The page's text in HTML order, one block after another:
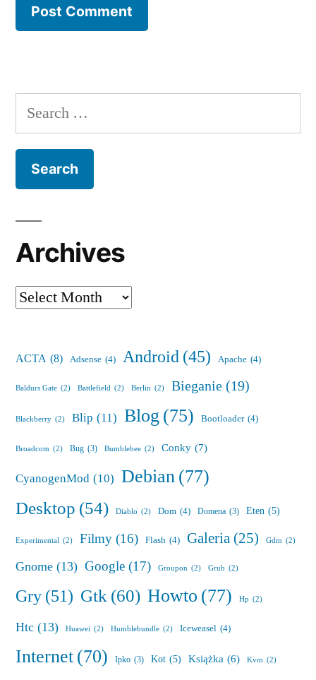
Search
for:
Archives
Archives
ACTA (8) Adsense (4) Android (45) Apache (4)
Baldurs Gate (2) Battlefield (2) Berlin (2) Bieganie (19)
Blackberry (2) Blip (11) Blog(75) Bootloader (4)
Broadcom (2) Bug (3) Bumblebee (2) Conky (7)
CyanogenMod (10) Debian(77)
Desktop (54) Diablo (2) Dom (4) Domena (3) Eten (5)
Experimental (2) Filmy (16) Flash (4) Galeria (25) Gdm (2)
Gnome (13) Google (17) Groupon (2) Grub (2)
Gry(51) Gtk(60) Howto (77) Hp (2)
Htc (13) Huawei (2) Humblebundle (2) Iceweasel (4)
Internet(70) Ipko (3) Kot (5) Książka (6) Kvm (2)